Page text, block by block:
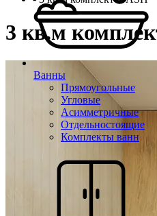
Ванны
Прямоугольные
Угловые
Асимметричные
Отдельностоящие
Комплекты ванн
3 кв.м